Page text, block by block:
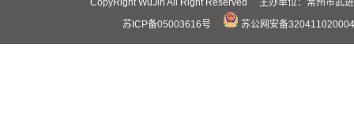
CopyRight WuJin All Right Reserved 主办单位：常州市
苏ICP备05003616号
苏公网安备